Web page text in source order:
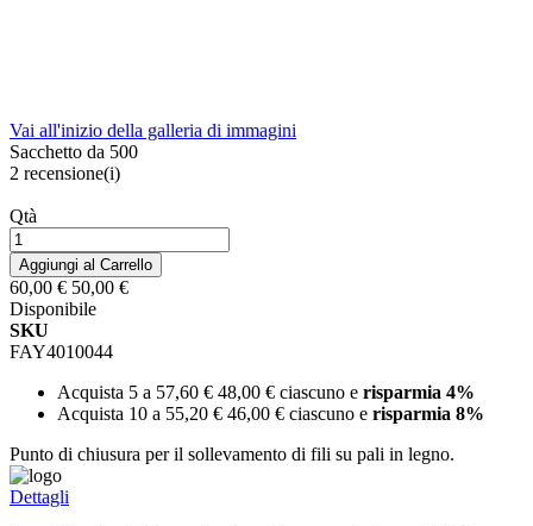
Vai all'inizio della galleria di immagini
Sacchetto da 500
2 recensione(i)
Qtà
Aggiungi al Carrello
60,00 € 50,00 €
Disponibile
SKU
FAY4010044
Acquista 5 a 57,60 € 48,00 € ciascuno e risparmia 4%
Acquista 10 a 55,20 € 46,00 € ciascuno e risparmia 8%
Punto di chiusura per il sollevamento di fili su pali in legno.
Dettagli